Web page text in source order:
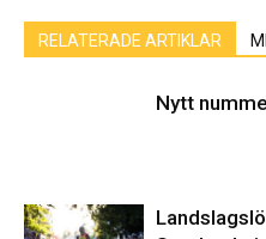
RELATERADE ARTIKLAR
Nytt